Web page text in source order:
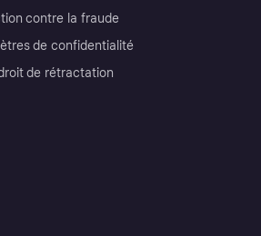
contre la fraude
de confidentialité
de rétractation